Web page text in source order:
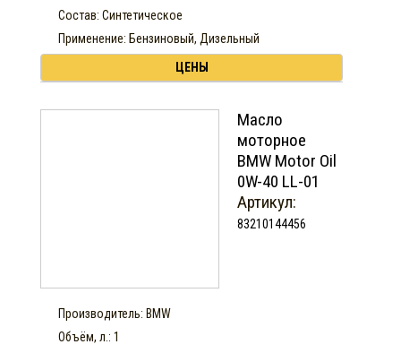
Состав: Синтетическое
Применение: Бензиновый, Дизельный
ЦЕНЫ
Масло
моторное
BMW Motor Oil
0W-40 LL-01
Артикул:
83210144456
Производитель: BMW
Объём, л.: 1